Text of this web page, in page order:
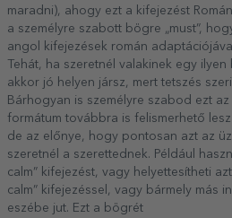
maradni), ahogy ezt a kifejezést
a személyre szabott bögre „must”,
angol kifejezések román
Tehát, ha szeretnél valakinek egy
akkor jó helyen jársz, mert tetszés
Bárhogyan is személyre szabod ezt
formátum továbbra is felismerhető
de az előnye, hogy pontosan azt az
szeretnél a szerettednek. Például
calm” kifejezést, vagy helyettesítheti
calm” kifejezéssel, vagy bármely más
eszébe jut. Ezt a bögrét